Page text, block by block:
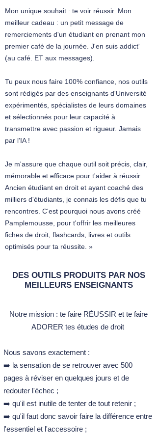
Mon unique souhait : te voir réussir. Mon
meilleur cadeau : un petit message de
remerciements d'un étudiant en prenant mon
premier café de la journée. J'en suis addict'
(au café. ET aux messages).
Tu peux nous faire 100% confiance, nos outils
sont rédigés par des enseignants d'Université
expérimentés, spécialistes de leurs domaines
et sélectionnés pour leur capacité à
transmettre avec passion et rigueur. Jamais
par l'IA !
Je m'assure que chaque outil soit précis, clair,
mémorable et efficace pour t'aider à réussir.
Ancien étudiant en droit et ayant coaché des
milliers d'étudiants, je connais les défis que tu
rencontres. C'est pourquoi nous avons créé
Pamplemousse, pour t'offrir les meilleures
fiches de droit, flashcards, livres et outils
optimisés pour ta réussite. »
DES OUTILS PRODUITS PAR NOS
MEILLEURS ENSEIGNANTS
Notre mission :​ te faire RÉUSSIR et te faire
ADORER tes études de droit ​
Nous savons exactement :
➡️ la sensation de se retrouver avec 500
pages à réviser en quelques jours et de
redouter l'échec ;
➡️ qu'il est inutile de tenter de tout retenir ;
➡️ qu'il faut donc savoir faire la différence entre
l'essentiel et l'accessoire ;